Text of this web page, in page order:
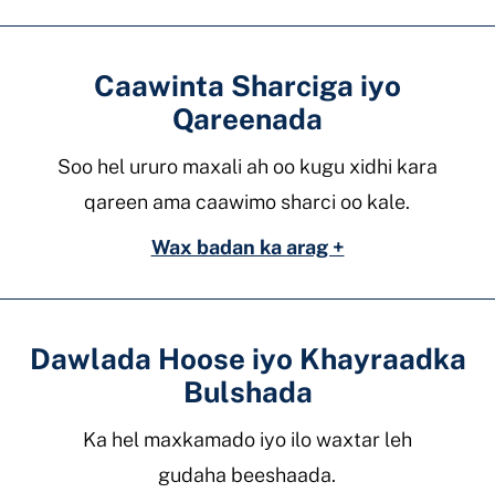
Caawinta Sharciga iyo
Qareenada
Soo hel ururo maxali ah oo kugu xidhi kara
qareen ama caawimo sharci oo kale.
Wax badan ka arag +
Dawlada Hoose iyo Khayraadka
Bulshada
Ka hel maxkamado iyo ilo waxtar leh
gudaha beeshaada.